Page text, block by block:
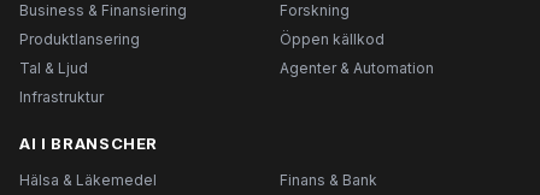
Business & Finansiering
Forskning
Produktlansering
Öppen källkod
Tal & Ljud
Agenter & Automation
Infrastruktur
AI I BRANSCHER
Hälsa & Läkemedel
Finans & Bank